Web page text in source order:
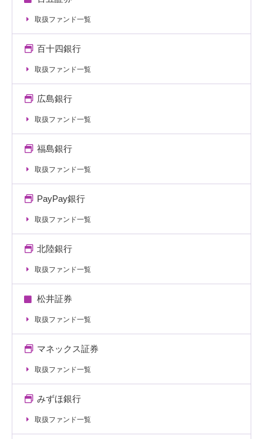
取扱ファンド一覧
百十四銀行
取扱ファンド一覧
広島銀行
取扱ファンド一覧
福島銀行
取扱ファンド一覧
PayPay銀行
取扱ファンド一覧
北陸銀行
取扱ファンド一覧
松井証券
取扱ファンド一覧
マネックス証券
取扱ファンド一覧
みずほ銀行
取扱ファンド一覧